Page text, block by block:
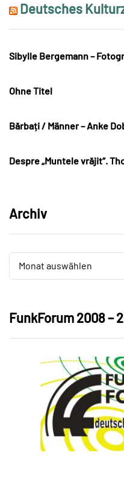
Deutsches
Sibylle Bergemann –
Ohne Titel
Bărbați / Männer – Anke
Despre „Muntele vrăjit“.
Archiv
Archiv
Monat auswählen
Archiv
FunkForum 2008 –